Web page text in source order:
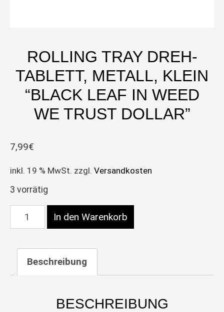
ROLLING TRAY DREH-
TABLETT, METALL, KLEIN
“BLACK LEAF IN WEED
WE TRUST DOLLAR”
7,99€
inkl. 19 % MwSt. zzgl. Versandkosten
3 vorrätig
Rolling Tray Dreh-Tablett, Metall, klein “Black
In den Warenkorb
Beschreibung
BESCHREIBUNG